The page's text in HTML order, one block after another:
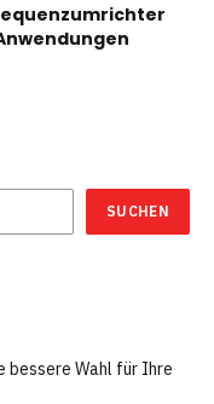
SUCHEN
bessere Wahl für Ihre